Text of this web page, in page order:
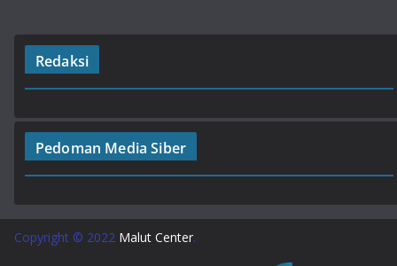
Redaksi
Pedoman Media Siber
Copyright © 2022 Malut Center.